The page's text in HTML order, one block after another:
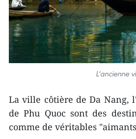
L'ancienne
La ville côtière de Da
de Phu Quoc sont des
comme de véritables